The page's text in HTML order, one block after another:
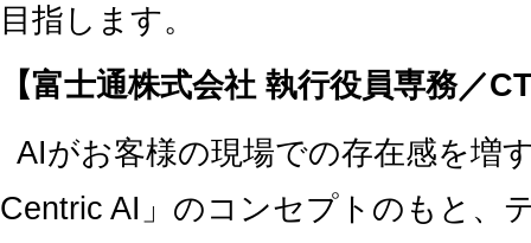
目指します。
【富士通株式会社 執行役員専務／
AIがお客様の現場での存在感を増
Centric AI」のコンセプトのもと、